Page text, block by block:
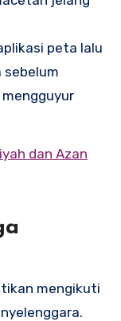
peta lalu
dan Azan
mengikuti